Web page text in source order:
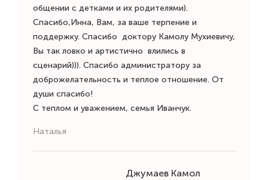
общении с детками и их родителями).
Спасибо,Инна, Вам, за ваше терпение и
поддержку. Спасибо доктору Камолу Мухиевичу,
Вы так ловко и артистично влились в
сценарий))). Спасибо администратору за
доброжелательность и теплое отношение. От
души спасибо!
С теплом и уважением, семья Иванчук.
Наталья
Джумаев Камол